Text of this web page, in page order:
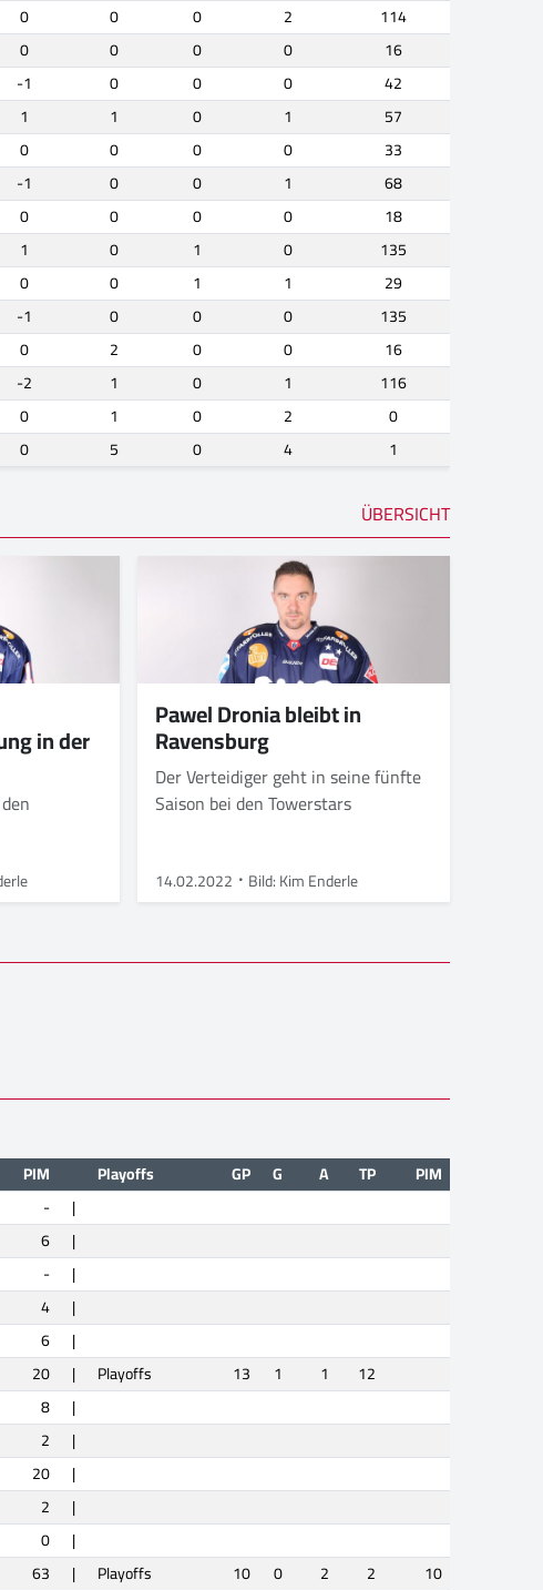
0 0 0 2
114
0 0 0 0
16
-1 0 0 0
42
1 1 0 1
57
0 0 0 0
33
-1 0 0 1
68
0 0 0 0
18
1 0 1 0
135
0 0 1 1
29
-1 0 0 0
135
0 2 0 0
16
-2 1 0 1
116
0 1 0 2
0
0 5 0 4 1
ÜBERSICHT
in der
Pawel Dronia bleibt in
Ravensburg
Der Verteidiger geht in seine fünfte
Saison bei den Towerstars
14.02.2022 Bild: Kim Enderle
PIM Playoffs GP G A TP
PIM
-
|
6
|
-
|
4
|
6
|
20 | Playoffs 13 1 1
12
8
|
2
|
20
|
2
|
0
|
63 | Playoffs 10 0 2 2
10